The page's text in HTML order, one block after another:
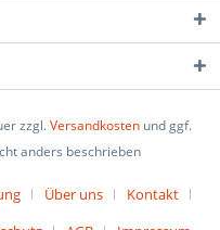
zzgl.Versandkosten und ggf.
anders beschrieben
Über uns
Kontakt